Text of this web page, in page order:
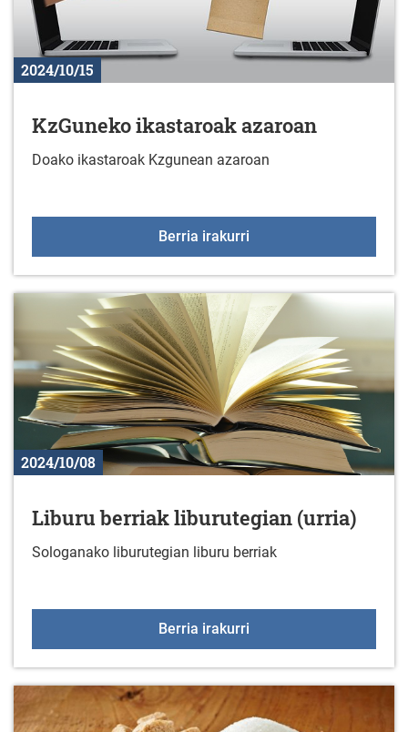
2024/10/15
KzGuneko ikastaroak azaroan
Doako ikastaroak Kzgunean azaroan
Berria irakurri
2024/10/08
Liburu berriak liburutegian (urria)
Sologanako liburutegian liburu berriak
Berria irakurri